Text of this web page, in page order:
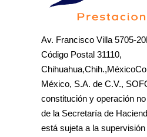
Av. Francisco Villa 5705-
Código Postal 31110,
México, S.A. de C.V.,
constitución y operación
de la Secretaría de
está sujeta a la